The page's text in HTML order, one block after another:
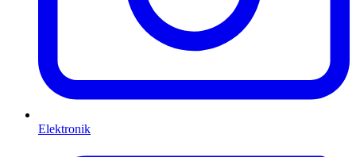
Elektronik